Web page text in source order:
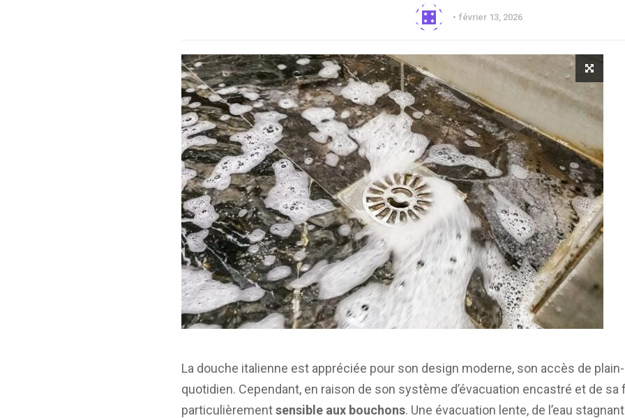
février 13, 2026
La douche italienne est appréciée pour son design moderne, son accès de
quotidien. Cependant, en raison de son système d’évacuation encastré et de sa
particulièrementsensible aux bouchons. Une évacuation lente, de l’eau